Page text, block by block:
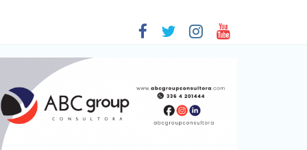
viajaron por el país, un 5,9% más que en 2025